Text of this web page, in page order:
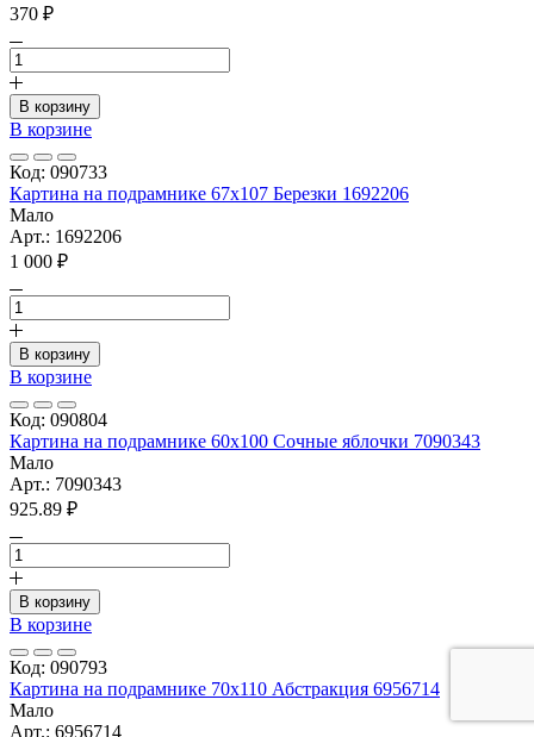
370 ₽
В корзину
В корзине
Код: 090733
Картина на подрамнике 67х107 Березки 1692206
Мало
Арт.: 1692206
1 000 ₽
В корзину
В корзине
Код: 090804
Картина на подрамнике 60х100 Сочные яблочки 7090343
Мало
Арт.: 7090343
925.89 ₽
В корзину
В корзине
Код: 090793
Картина на подрамнике 70х110 Абстракция 6956714
Мало
Арт.: 6956714